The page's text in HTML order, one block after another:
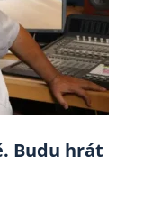
Budu hrát